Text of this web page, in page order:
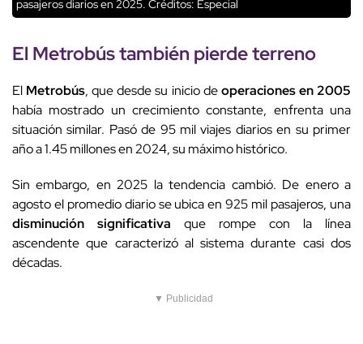
pasajeros diarios en 2025. Créditos: Especial
El Metrobús también pierde terreno
El Metrobús, que desde su inicio deoperaciones en 2005
había mostrado un crecimiento constante, enfrenta una
situación similar. Pasó de 95 mil viajes diarios en su primer
año a 1.45 millones en 2024, su máximo histórico.
Sin embargo, en 2025 la tendencia cambió. De enero a
agosto el promedio diario se ubica en 925 mil pasajeros, una
disminución significativa que rompe con la línea
ascendente que caracterizó al sistema durante casi dos
décadas.
▼ Publicidad